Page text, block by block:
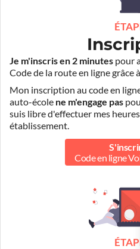
Je m'inscris en 2 minutes pour
Code de la route en ligne grâce à
Mon inscription au code en
auto-école ne m'engage pas
suis libre d'effectuer mes
établissement.
Code en ligne